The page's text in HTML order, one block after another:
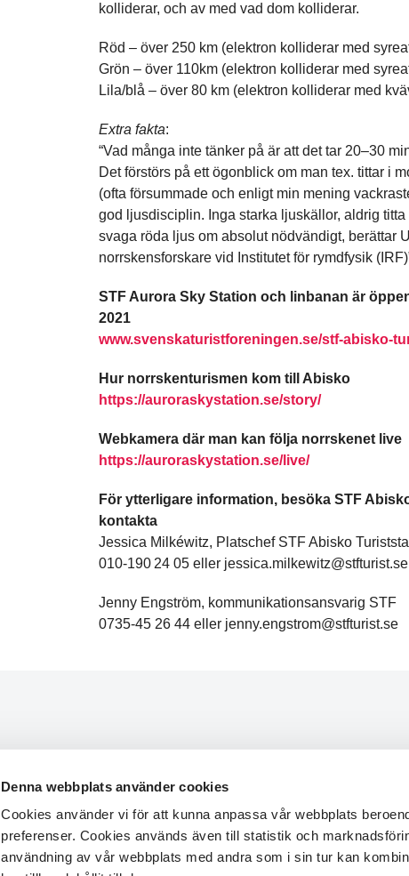
Denna webbplats använder cookies
Cookies använder vi för att kunna anpassa vår webbplats
preferenser. Cookies används även till statistik och
användning av vår webbplats med andra som i sin tur kan
kolliderar, och av med vad dom kolliderar.
Röd – över 250 km (elektron kolliderar med
Grön – över 110km (elektron kolliderar med
Lila/blå – över 80 km (elektron kolliderar med
Extra fakta:
“Vad många inte tänker på är att det tar 20–30
Det förstörs på ett ögonblick om man tex. tittar i
(ofta försummade och enligt min mening
god ljusdisciplin. Inga starka ljuskällor, aldrig
svaga röda ljus om absolut nödvändigt, berättar
norrskensforskare vid Institutet för rymdfysik
STF Aurora Sky Station och linbanan är
2021
www.svenskaturistforeningen.se/stf-abisko-
Hur norrskenturismen kom till Abisko
https://auroraskystation.se/story/
Webkamera där man kan följa norrskenet live
https://auroraskystation.se/live/
För ytterligare information, besöka STF
kontakta
Jessica Milkéwitz, Platschef STF Abisko
010-190 24 05 eller jessica.milkewitz@stfturist.se
Jenny Engström, kommunikationsansvarig STF
0735-45 26 44 eller jenny.engstrom@stfturist.se
Boka aktiviteter
Gå med i en lokalavdelning
Engagera dig
Guider & tips